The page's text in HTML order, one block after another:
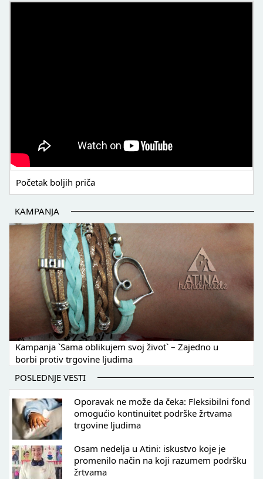
Početak boljih priča
KAMPANJA
Kampanja `Sama oblikujem svoj život` – Zajedno u
borbi protiv trgovine ljudima
POSLEDNJE VESTI
Oporavak ne može da čeka: Fleksibilni fond
omogućio kontinuitet podrške žrtvama
trgovine ljudima
Osam nedelja u Atini: iskustvo koje je
promenilo način na koji razumem podršku
žrtvama